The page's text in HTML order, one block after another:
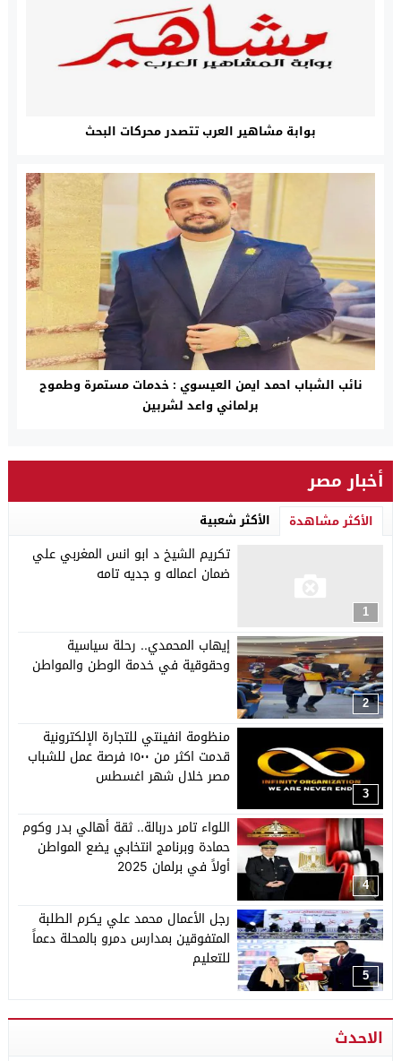
بوابة مشاهير العرب تتصدر محركات البحث
نائب الشباب احمد ايمن العيسوي : خدمات مستمرة وطموح
برلماني واعد لشربين
أخبار مصر
الأكثر مشاهدة الأكثر شعبية
1
تكريم الشيخ د ابو انس المغربي علي
ضمان اعماله و جديه تامه
2
إيهاب المحمدي.. رحلة سياسية
وحقوقية في خدمة الوطن والمواطن
3
منظومة انفينتي للتجارة الإلكترونية
قدمت اكثر من ١٥٠٠ فرصة عمل للشباب
مصر خلال شهر اغسطس
4
اللواء تامر دربالة.. ثقة أهالي بدر وكوم
حمادة وبرنامج انتخابي يضع المواطن
أولاً في برلمان 2025
5
رجل الأعمال محمد علي يكرم الطلبة
المتفوقين بمدارس دمرو بالمحلة دعماً
للتعليم
الاحدث